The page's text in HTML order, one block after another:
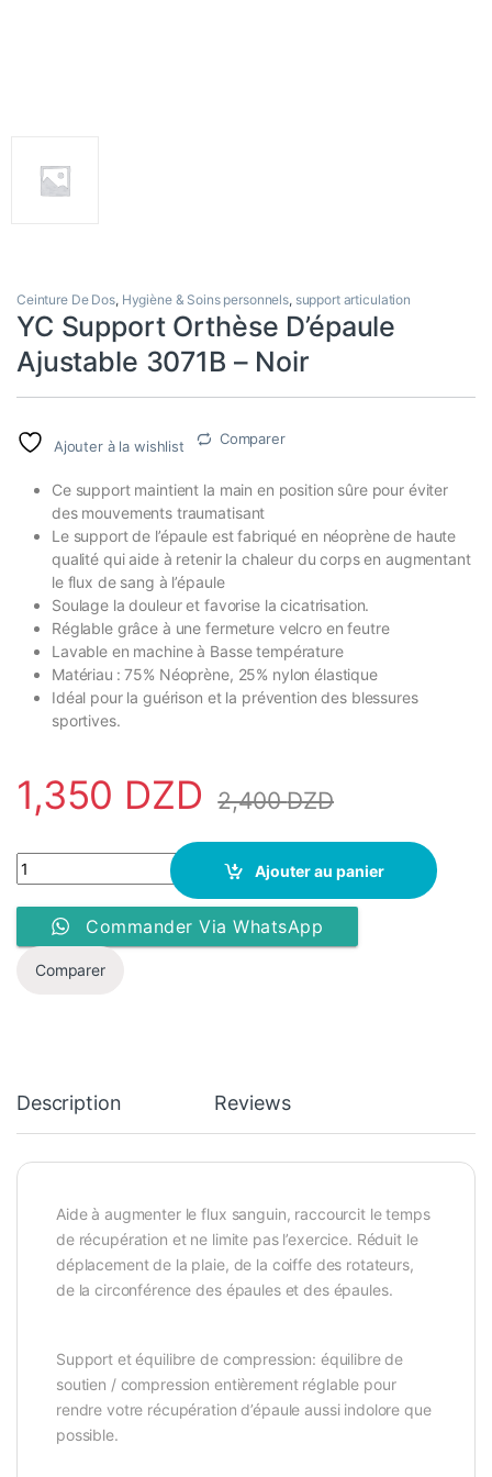
Ceinture De Dos, Hygiène & Soins personnels, support articulation
YC Support Orthèse D’épaule
Ajustable 3071B – Noir
Ajouter à la wishlist Comparer
Ce support maintient la main en position sûre pour éviter
des mouvements traumatisant
Le support de l’épaule est fabriqué en néoprène de haute
qualité qui aide à retenir la chaleur du corps en augmentant
le flux de sang à l’épaule
Soulage la douleur et favorise la cicatrisation.
Réglable grâce à une fermeture velcro en feutre
Lavable en machine à Basse température
Matériau : 75% Néoprène, 25% nylon élastique
Idéal pour la guérison et la prévention des blessures
sportives.
1,350 DZD 2,400DZD
YC Support Orthèse D’épaule Ajustable 3071B - Noir quantity
Ajouter au panier
Commander Via WhatsApp
Comparer
Description Reviews
Aide à augmenter le flux sanguin, raccourcit le temps
de récupération et ne limite pas l’exercice. Réduit le
déplacement de la plaie, de la coiffe des rotateurs,
de la circonférence des épaules et des épaules.
Support et équilibre de compression: équilibre de
soutien / compression entièrement réglable pour
rendre votre récupération d’épaule aussi indolore que
possible.